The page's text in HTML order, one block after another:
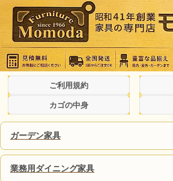
ご利用規約
カゴの中身
ガーデン家具
業務用ダイニング家具